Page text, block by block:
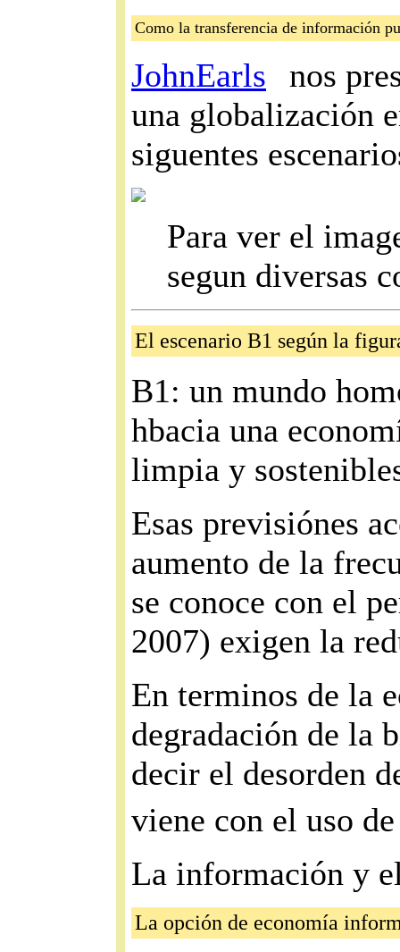
Como la transferencia de información
JohnEarls
nos
una globalización
siguentes
Para ver el
segun diversas
El escenario B1 según la
B1: un mundo
hbacia una
limpia y
Esas previsiónes
aumento de la
se conoce con el
2007) exigen la
En terminos de la
degradación de la
decir el desorden
viene con el uso
La información y
La opción de economía